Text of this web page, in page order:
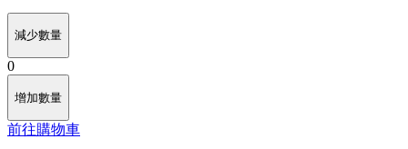
減少數量
0
增加數量
前往購物車